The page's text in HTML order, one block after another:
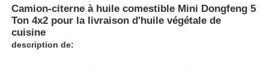
Camion-citerne à carburant
Camion-citerne à huile comestible Mini Dongfeng 5
Ton 4x2 pour la livraison d'huile végétale de
cuisine
description de: